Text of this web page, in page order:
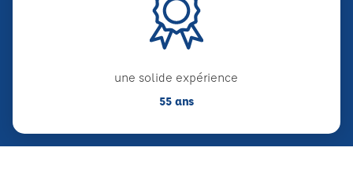
une solide expérience
55 ans